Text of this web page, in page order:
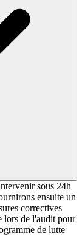
sous 24h
ensuite un
correctives
lors de l'audit pour
de lutte